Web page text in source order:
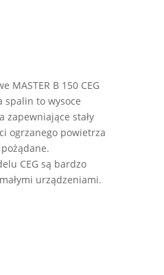
MASTER B 150 CEG
spalin to wysoce
zapewniające stały
ogrzanego powietrza
CEG są bardzo
urządzeniami.